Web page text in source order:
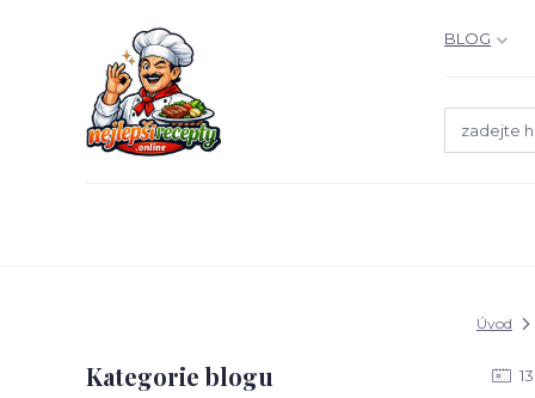
BLOG
Úvod
Kategorie blogu 13